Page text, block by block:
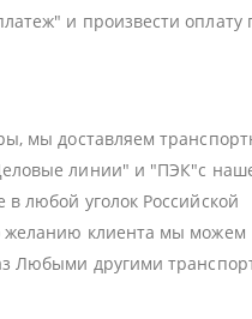
и произвести оплату
мы доставляем
линии" и "ПЭК"с
в любой уголок Российской
клиента мы можем
Любыми другими